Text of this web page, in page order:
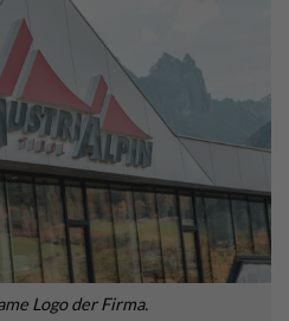
Logo der Firma.